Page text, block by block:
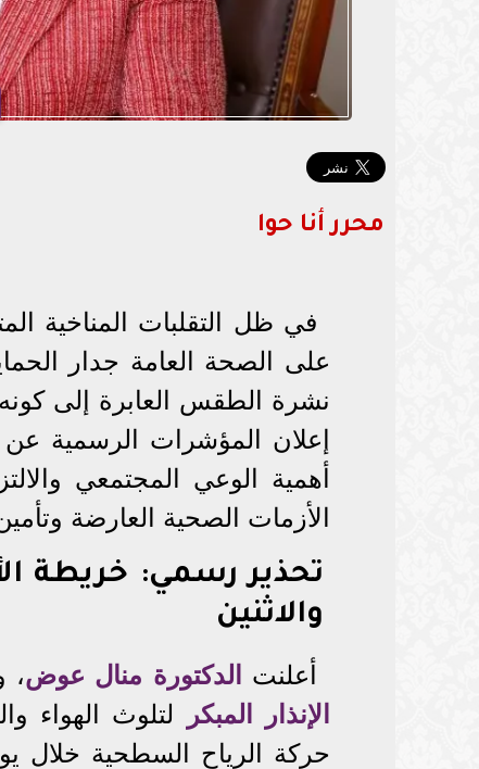
محرر أنا حوا
في ظل التقلبات المناخية
على الصحة العامة جدار
نشرة الطقس العابرة إلى كونه
إعلان المؤشرات الرسمية
أهمية الوعي المجتمعي
الأزمات الصحية العارضة
تحذير رسمي: خريطة
والاثنين
أعلنت الدكتورة منال عوض،
الإنذار المبكر
لتلوث الهواء